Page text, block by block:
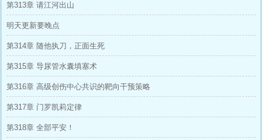
第313章 请江河出山
明天更新要晚点
第314章 随他执刀，正面生死
第315章 导尿管水囊填塞术
第316章 高级创伤中心共识的靶向干预策略
第317章 门罗凯莉定律
第318章 全部平安！